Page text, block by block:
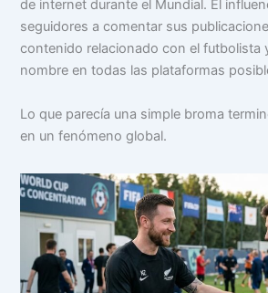
de internet durante el Mundial. El
seguidores a comentar sus
contenido relacionado con el futbolista
nombre en todas las plataformas
Lo que parecía una simple broma
en un fenómeno global.